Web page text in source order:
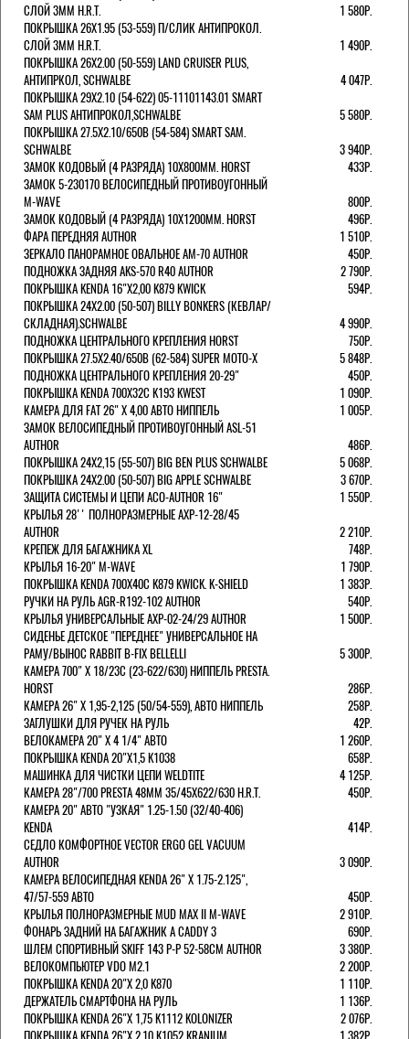
СЛОЙ 3ММ H.R.T.
1 580Р.
ПОКРЫШКА 26X1.95 (53-559) П/СЛИК АНТИПРОКОЛ.
СЛОЙ 3ММ H.R.T.
1 490Р.
ПОКРЫШКА 26X2.00 (50-559) LAND CRUISER PLUS,
АНТИПРКОЛ, SCHWALBE
4 047Р.
ПОКРЫШКА 29X2.10 (54-622) 05-11101143.01 SMART
SAM PLUS АНТИПРОКОЛ,SCHWALBE
5 580Р.
ПОКРЫШКА 27.5X2.10/650B (54-584) SMART SAM.
SCHWALBE
3 940Р.
ЗАМОК КОДОВЫЙ (4 РАЗРЯДА) 10Х800ММ. HORST
433Р.
ЗАМОК 5-230170 ВЕЛОСИПЕДНЫЙ ПРОТИВОУГОННЫЙ
M-WAVE
800Р.
ЗАМОК КОДОВЫЙ (4 РАЗРЯДА) 10Х1200ММ. HORST
496Р.
ФАРА ПЕРЕДНЯЯ AUTHOR
1 510Р.
ЗЕРКАЛО ПАНОРАМНОЕ ОВАЛЬНОЕ AM-70 AUTHOR
450Р.
ПОДНОЖКА ЗАДНЯЯ AKS-570 R40 AUTHOR
2 790Р.
ПОКРЫШКА KENDA 16"Х2,00 K879 KWICK
594Р.
ПОКРЫШКА 24X2.00 (50-507) BILLY BONKERS (КЕВЛАР/
СКЛАДНАЯ).SCHWALBE
4 990Р.
ПОДНОЖКА ЦЕНТРАЛЬНОГО КРЕПЛЕНИЯ HORST
750Р.
ПОКРЫШКА 27.5X2.40/650B (62-584) SUPER MOTO-X
5 848Р.
ПОДНОЖКА ЦЕНТРАЛЬНОГО КРЕПЛЕНИЯ 20-29"
450Р.
ПОКРЫШКА KENDA 700Х32С K193 KWEST
1 090Р.
КАМЕРА ДЛЯ FAT 26" X 4,00 АВТО НИППЕЛЬ
1 005Р.
ЗАМОК ВЕЛОСИПЕДНЫЙ ПРОТИВОУГОННЫЙ ASL-51
AUTHOR
486Р.
ПОКРЫШКА 24X2,15 (55-507) BIG BEN PLUS SCHWALBE
5 068Р.
ПОКРЫШКА 24X2.00 (50-507) BIG APPLE SCHWALBE
3 670Р.
ЗАЩИТА СИСТЕМЫ И ЦЕПИ ACO-AUTHOR 16"
1 550Р.
КРЫЛЬЯ 28'' ПОЛНОРАЗМЕРНЫЕ AXP-12-28/45
AUTHOR
2 210Р.
КРЕПЕЖ ДЛЯ БАГАЖНИКА XL
748Р.
КРЫЛЬЯ 16-20" M-WAVE
1 790Р.
ПОКРЫШКА KENDA 700Х40С K879 KWICK. K-SHIELD
1 383Р.
РУЧКИ НА РУЛЬ AGR-R192-102 AUTHOR
540Р.
КРЫЛЬЯ УНИВЕРСАЛЬНЫЕ AXP-02-24/29 AUTHOR
1 500Р.
СИДЕНЬЕ ДЕТСКОЕ "ПЕРЕДНЕЕ" УНИВЕРСАЛЬНОЕ НА
РАМУ/ВЫНОС RABBIT B-FIX BELLELLI
5 300Р.
КАМЕРА 700" Х 18/23C (23-622/630) НИППЕЛЬ PRESTA.
HORST
286Р.
КАМЕРА 26" X 1,95-2,125 (50/54-559), АВТО НИППЕЛЬ
258Р.
ЗАГЛУШКИ ДЛЯ РУЧЕК НА РУЛЬ
42Р.
ВЕЛОКАМЕРА 20" Х 4 1/4" АВТО
1 260Р.
ПОКРЫШКА KENDA 20"Х1,5 K1038
658Р.
МАШИНКА ДЛЯ ЧИСТКИ ЦЕПИ WELDTITE
4 125Р.
КАМЕРА 28"/700 PRESTA 48ММ 35/45Х622/630 H.R.T.
450Р.
КАМЕРА 20" АВТО "УЗКАЯ" 1.25-1.50 (32/40-406)
KENDA
414Р.
СЕДЛО КОМФОРТНОЕ VECTOR ERGO GEL VACUUM
AUTHOR
3 090Р.
КАМЕРА ВЕЛОСИПЕДНАЯ KENDA 26" Х 1.75-2.125",
47/57-559 АВТО
450Р.
КРЫЛЬЯ ПОЛНОРАЗМЕРНЫЕ MUD MAX II M-WAVE
2 910Р.
ФОНАРЬ ЗАДНИЙ НА БАГАЖНИК A CADDY 3
690Р.
ШЛЕМ СПОРТИВНЫЙ SKIFF 143 Р-Р 52-58СМ AUTHOR
3 380Р.
ВЕЛОКОМПЬЮТЕР VDO M2.1
2 200Р.
ПОКРЫШКА KENDA 20"Х 2,0 K870
1 110Р.
ДЕРЖАТЕЛЬ СМАРТФОНА НА РУЛЬ
1 136Р.
ПОКРЫШКА KENDA 26"Х 1,75 K1112 KOLONIZER
2 076Р.
ПОКРЫШКА KENDA 26"Х 2,10 K1052 KRANIUM
1 382Р.